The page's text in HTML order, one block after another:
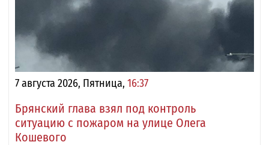
7 августа 2026, Пятница, 16:37
Брянский глава взял под контроль
ситуацию с пожаром на улице Олега
Кошевого